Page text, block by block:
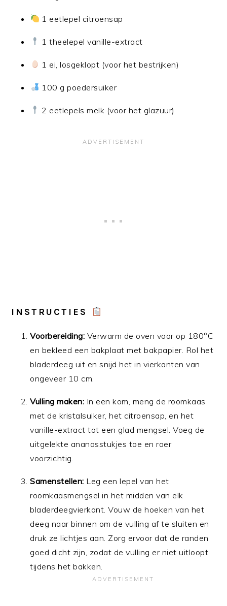
1 eetlepel citroensap
1 theelepel vanille-extract
1 ei, losgeklopt (voor het bestrijken)
100 g poedersuiker
2 eetlepels melk (voor het glazuur)
INSTRUCTIES
Voorbereiding: Verwarm de oven voor op 180°C
en bekleed een bakplaat met bakpapier. Rol het
bladerdeeg uit en snijd het in vierkanten van
ongeveer 10 cm.
Vulling maken: In een kom, meng de roomkaas
met de kristalsuiker, het citroensap, en het
vanille-extract tot een glad mengsel. Voeg de
uitgelekte ananasstukjes toe en roer
voorzichtig.
Samenstellen: Leg een lepel van het
roomkaasmengsel in het midden van elk
bladerdeegvierkant. Vouw de hoeken van het
deeg naar binnen om de vulling af te sluiten en
druk ze lichtjes aan. Zorg ervoor dat de randen
goed dicht zijn, zodat de vulling er niet uitloopt
tijdens het bakken.